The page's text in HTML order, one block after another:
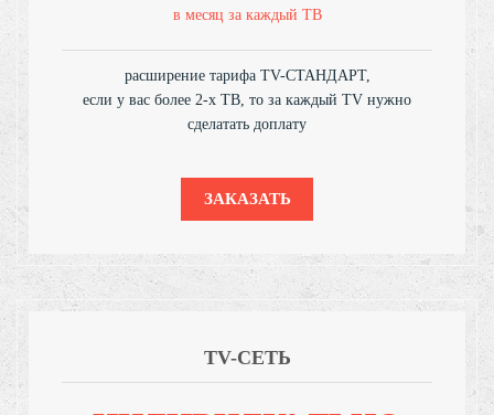
в месяц за каждый ТВ
расширение тарифа TV-СТАНДАРТ,
если у вас более 2-х ТВ, то за каждый TV нужно
сделатать доплату
ЗАКАЗАТЬ
TV-СЕТЬ